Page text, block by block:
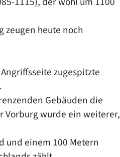
zeugen heute noch
zugespitzte
Gebäuden die
Vorburg wurde ein weiterer,
und einem 100 Metern